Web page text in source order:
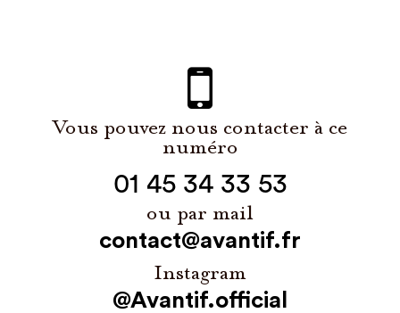
Vous pouvez nous contacter à ce
numéro
01 45 34 33 53
ou par mail
contact@avantif.fr
Instagram
@Avantif.official